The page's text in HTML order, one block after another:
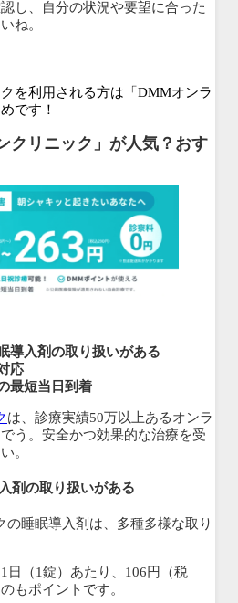
し、自分の状況や要望に合った
ね。
を利用される方は「DMMオンラ
です！
クリニック」が人気？おす
導入剤の取り扱いがある
応
最短当日到着
は、診療実績50万以上あるオンラ
う。安全かつ効果的な治療を受
。
剤の取り扱いがある
睡眠導入剤は、多種多様な取り
（1錠）あたり、 106円（税
もポイントです。